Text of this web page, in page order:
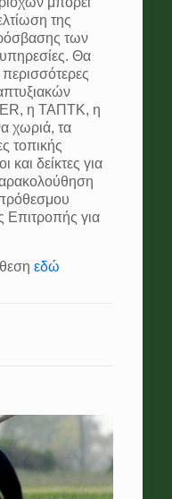
της
των
Θα
η ΤΑΠΤΚ, η
χωριά, τα
τοπικής
και δείκτες για
Επιτροπής για
εδώ